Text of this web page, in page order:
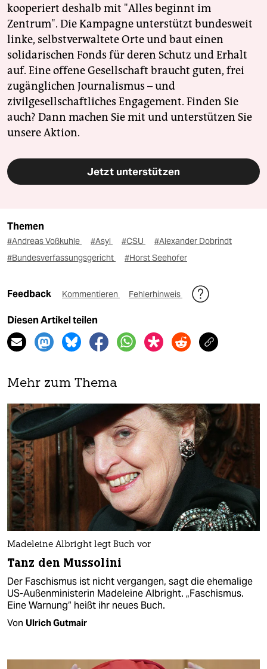
kooperiert deshalb mit "Alles beginnt im
Zentrum". Die Kampagne unterstützt bundesweit
linke, selbstverwaltete Orte und baut einen
solidarischen Fonds für deren Schutz und Erhalt
auf. Eine offene Gesellschaft braucht guten, frei
zugänglichen Journalismus – und
zivilgesellschaftliches Engagement. Finden Sie
auch? Dann machen Sie mit und unterstützen Sie
unsere Aktion.
Jetzt unterstützen
Themen
#Andreas Voßkuhle #Asyl #CSU
#Alexander Dobrindt
#Bundesverfassungsgericht
#Horst Seehofer
Feedback Kommentieren Fehlerhinweis
Diesen Artikel teilen
Mehr zum Thema
Madeleine Albright legt Buch vor
Tanz den Mussolini
Der Faschismus ist nicht vergangen, sagt die ehemalige
US-Außenministerin Madeleine Albright. „Faschismus.
Eine Warnung“ heißt ihr neues Buch.
Von Ulrich Gutmair